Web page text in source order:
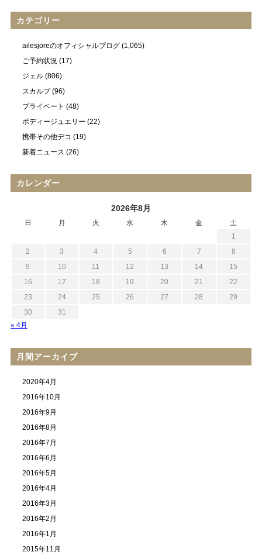
カテゴリー
ailesjoreのオフィシャルブログ(1,065)
ご予約状況(17)
ジェル(806)
スカルプ(96)
プライベート (48)
ボディージュエリー (22)
携帯その他デコ (19)
新着ニュース (26)
カレンダー
2026年8月
日 月 火 水 木 金
土
1
2
3 4 5 6 7
8
9
10 11 12 13 14
15
16
17 18 19 20 21
22
23
24 25 26 27 28
29
30
31
« 4月
月間アーカイブ
2020年4月
2016年10月
2016年9月
2016年8月
2016年7月
2016年6月
2016年5月
2016年4月
2016年3月
2016年2月
2016年1月
2015年11月